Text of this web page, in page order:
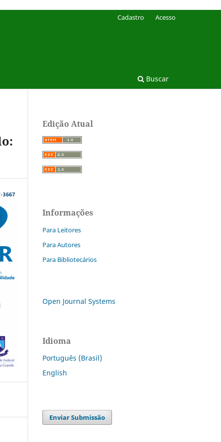
Buscar
Cadastro Acesso
Edição Atual
Informações
Para Leitores
Para Autores
Para Bibliotecários
Open Journal Systems
Idioma
Português (Brasil)
English
Enviar Submissão